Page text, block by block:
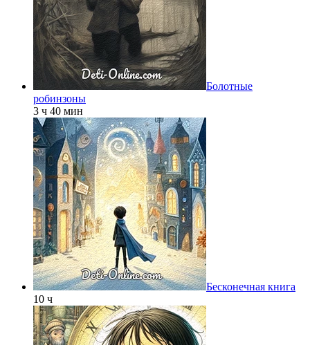
Болотные
робинзоны
3 ч 40 мин
Бесконечная книга
10 ч